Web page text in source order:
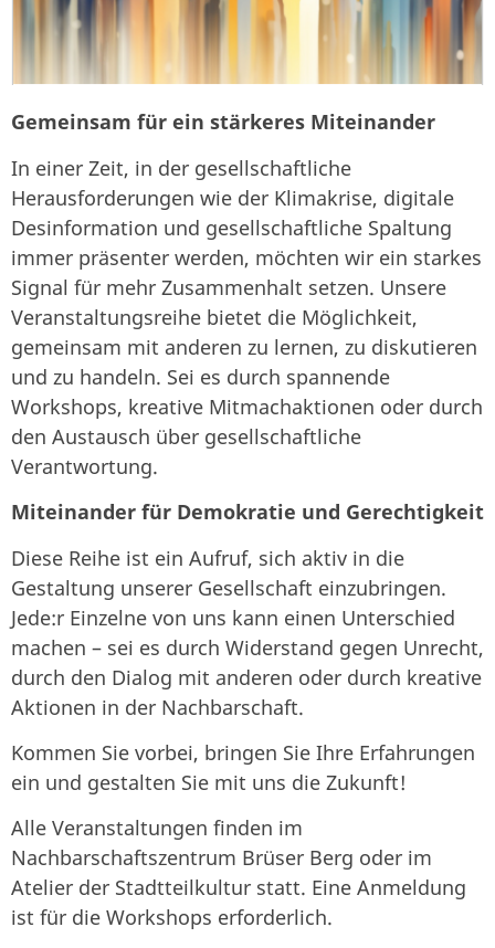
Gemeinsam für ein stärkeres Miteinander
In einer Zeit, in der gesellschaftliche
Herausforderungen wie der Klimakrise, digitale
Desinformation und gesellschaftliche Spaltung
immer präsenter werden, möchten wir ein starkes
Signal für mehr Zusammenhalt setzen. Unsere
Veranstaltungsreihe bietet die Möglichkeit,
gemeinsam mit anderen zu lernen, zu diskutieren
und zu handeln. Sei es durch spannende
Workshops, kreative Mitmachaktionen oder durch
den Austausch über gesellschaftliche
Verantwortung.
Miteinander für Demokratie und Gerechtigkeit
Diese Reihe ist ein Aufruf, sich aktiv in die
Gestaltung unserer Gesellschaft einzubringen.
Jede:r Einzelne von uns kann einen Unterschied
machen – sei es durch Widerstand gegen Unrecht,
durch den Dialog mit anderen oder durch kreative
Aktionen in der Nachbarschaft.
Kommen Sie vorbei, bringen Sie Ihre Erfahrungen
ein und gestalten Sie mit uns die Zukunft!
Alle Veranstaltungen finden im
Nachbarschaftszentrum Brüser Berg oder im
Atelier der Stadtteilkultur statt. Eine Anmeldung
ist für die Workshops erforderlich.